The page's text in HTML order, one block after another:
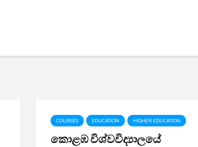
COURSES EDUCATION HIGHER EDUCATION
කොළඹ විශ්වවිද්‍යාලයේ